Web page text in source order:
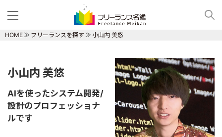
HOME フリーランスを探す 小山内 美悠
小山内 美悠
AIを使ったシステム開発/
設計のプロフェッショナ
ルです